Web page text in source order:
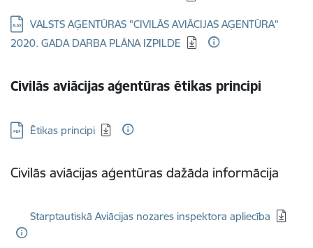
Lejupielādēt:
VALSTS AĢENTŪRAS "CIVILĀS AVIĀCIJAS AĢENTŪRA"
2020. GADA DARBA PLĀNA IZPILDE
Civilās aviācijas aģentūras ētikas principi
Lejupielādēt:
Ētikas principi
Civilās aviācijas aģentūras dažāda informācija
Lejupielādēt:
Starptautiskā Aviācijas nozares inspektora apliecība